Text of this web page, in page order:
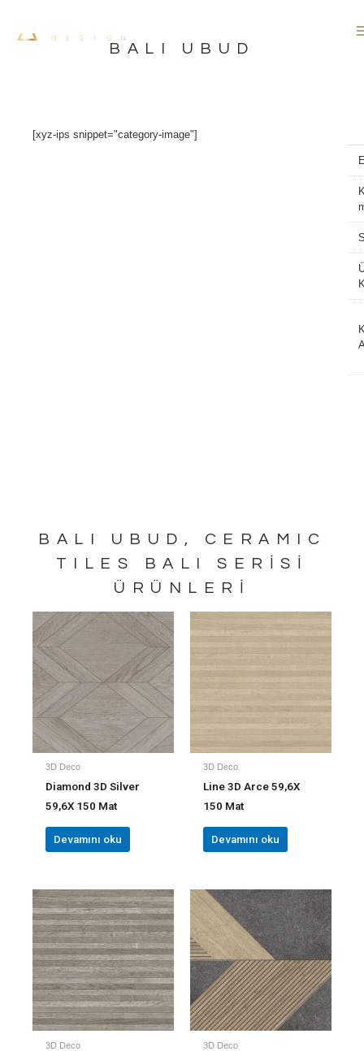
BALI UBUD
[xyz-ips snippet="category-image"]
BALI UBUD , CERAMIC
TILES BALI
SERISI
ÜRÜNLERI
3D Deco
Diamond 3D Silver
59,6X 150 Mat
Devamını oku
3D Deco
Line 3D Arce 59,6X
150 Mat
Devamını oku
3D Deco 3D Deco